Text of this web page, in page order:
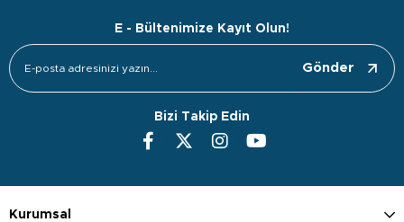
E - Bültenimize Kayıt Olun!
Gönder
Bizi Takip Edin
Kurumsal